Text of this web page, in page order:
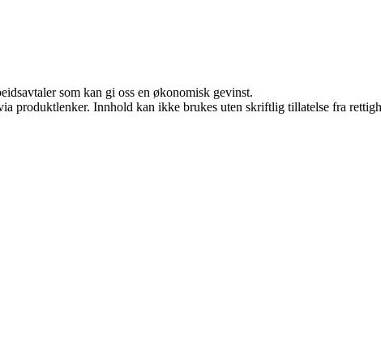
som kan gi oss en økonomisk gevinst.
produktlenker. Innhold kan ikke brukes uten skriftlig tillatelse fra